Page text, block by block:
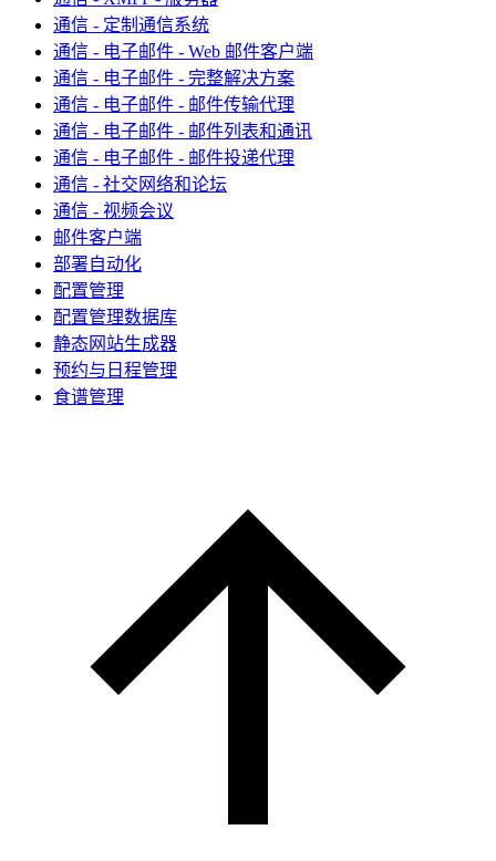
通信 - 定制通信系统
通信 - 电子邮件 - Web 邮件客户端
通信 - 电子邮件 - 完整解决方案
通信 - 电子邮件 - 邮件传输代理
通信 - 电子邮件 - 邮件列表和通讯
通信 - 电子邮件 - 邮件投递代理
通信 - 社交网络和论坛
通信 - 视频会议
邮件客户端
部署自动化
配置管理
配置管理数据库
静态网站生成器
预约与日程管理
食谱管理